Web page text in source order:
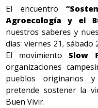
El encuentro
Agroecología y el
nuestros saberes y
días: viernes 21,
El movimiento Slow
organizaciones
pueblos originarios y
pretende sostener la
Buen Vivir.